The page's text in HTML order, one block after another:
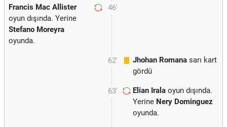
46'
Francis Mac Allister
oyun dışında. Yerine
Stefano Moreyra
oyunda.
62' Jhohan Romana sarı kart
gördü
63' Elian Irala oyun dışında.
Yerine Nery Dominguez
oyunda.